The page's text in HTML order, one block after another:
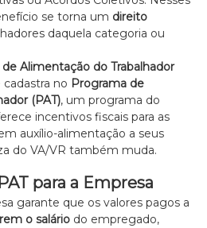
se torna um direito
daquela categoria ou
Alimentação do Trabalhador
no Programa de
(PAT), um programa do
incentivos fiscais para as
auxílio-alimentação a seus
do VA/VR também muda.
para a Empresa
garante que os valores pagos a
o saláriodo empregado,